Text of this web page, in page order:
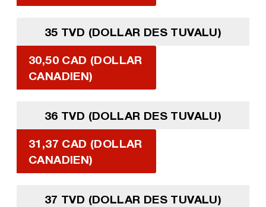
35 TVD (DOLLAR DES TUVALU)
30,50 CAD (DOLLAR
CANADIEN)
36 TVD (DOLLAR DES TUVALU)
31,37 CAD (DOLLAR
CANADIEN)
37 TVD (DOLLAR DES TUVALU)